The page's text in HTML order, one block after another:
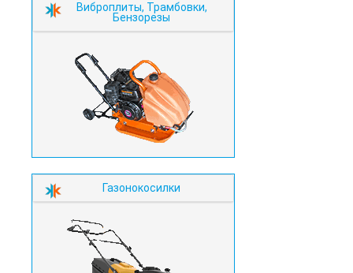
Виброплиты, Трамбовки,
Бензорезы
Газонокосилки